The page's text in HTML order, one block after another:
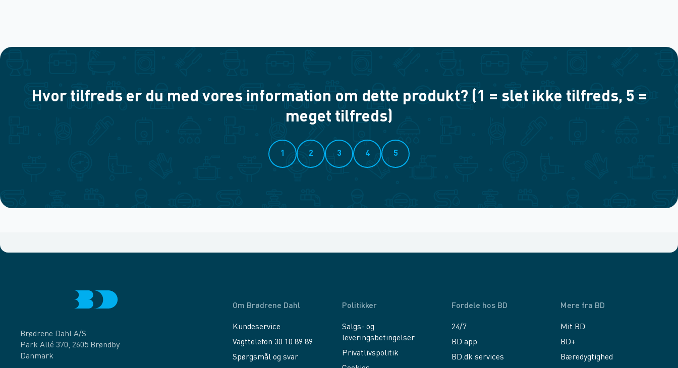
Hvor tilfreds er du med vores information om dette produkt? (1 = slet ikke tilfreds, 5 =
meget tilfreds)
1 2 3 4 5
Brødrene Dahl A/S
Park Allé 370, 2605 Brøndby
Danmark
Om Brødrene Dahl
Kundeservice
Vagttelefon 30 10 89 89
Spørgsmål og svar
Politikker
Salgs- og
leveringsbetingelser
Privatlivspolitik
Fordele hos BD
24/7
BD app
BD.dk services
Mere fra BD
Mit BD
BD+
Bæredygtighed